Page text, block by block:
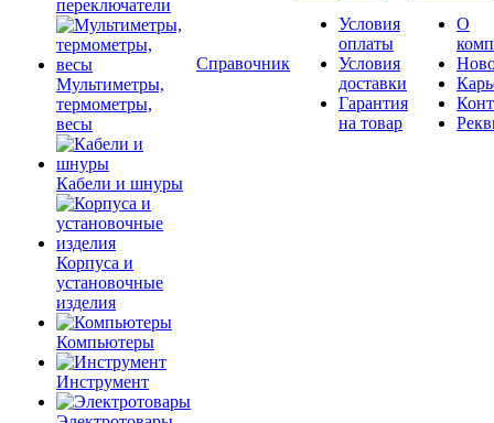
переключатели
Мультиметры,
термометры,
весы
Кабели и шнуры
Корпуса и
установочные
изделия
Компьютеры
Инструмент
Справочник
Условия
оплаты
Условия
доставки
Гарантия
на товар
О